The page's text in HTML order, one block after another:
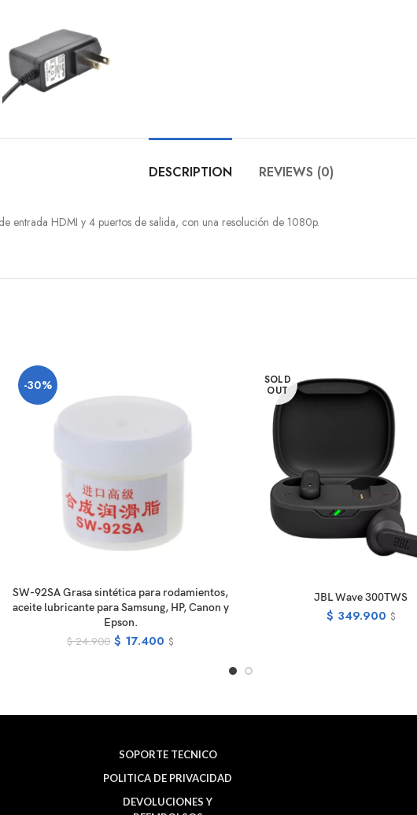
DESCRIPTION REVIEWS (0)
entrada HDMI y 4 puertos de salida, con una resolución de 1080p.
-30%
ADD TO CART
SW-92SA Grasa sintética para rodamientos,
aceite lubricante para Samsung, HP, Canon y
Epson.
$24.900 $ 17.400 $
SOLD
OUT
READ
JBL Wave 300TWS
$ 349.900 $
SOPORTE TECNICO
POLITICA DE PRIVACIDAD
DEVOLUCIONES Y